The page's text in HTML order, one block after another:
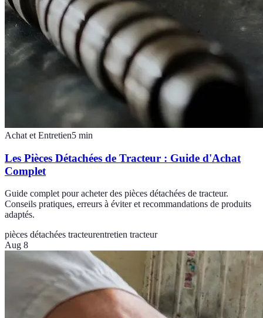
Achat et Entretien5 min
Les Pièces Détachées de Tracteur : Guide d'Achat
Complet
Guide complet pour acheter des pièces détachées de tracteur.
Conseils pratiques, erreurs à éviter et recommandations de produits
adaptés.
pièces détachées tracteurentretien tracteur
Aug 8